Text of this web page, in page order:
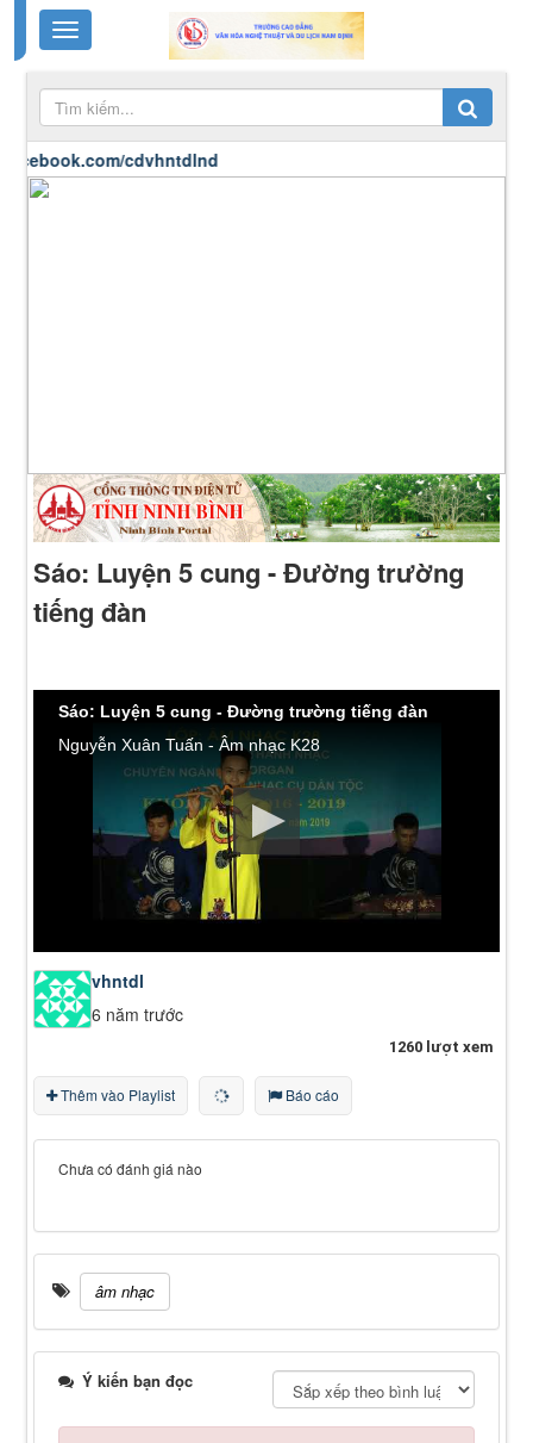
cdvhntdlnd
Sáo: Luyện 5 cung - Đường trường
tiếng đàn
Sáo: Luyện 5 cung - Đường trường tiếng đàn
Nguyễn Xuân Tuấn - Âm nhạc K28
vhntdl
6 năm trước
1260 lượt xem
Thêm vào Playlist Báo cáo
Chưa có đánh giá nào
âm nhạc
Ý kiến bạn đọc